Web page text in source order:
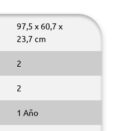
97,5 x 60,7 x
23,7 cm
2
2
1 Año